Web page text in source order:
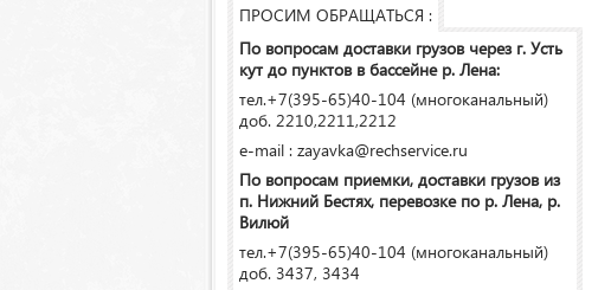
ПРОСИМ ОБРАЩАТЬСЯ :
По вопросам доставки грузов через г. Усть
кут до пунктов в бассейне р. Лена:
тел.+7(395-65)40-104 (многоканальный)
доб. 2210,2211,2212
e-mail : zayavka@rechservice.ru
По вопросам приемки, доставки грузов из
п. Нижний Бестях, перевозке по р. Лена, р.
Вилюй
тел.+7(395-65)40-104 (многоканальный)
доб. 3437, 3434